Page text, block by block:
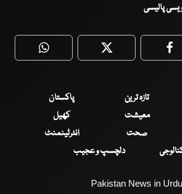
پالیسی
WhatsApp Twitter
تازہ ترین
پاکستان
معیشت
کھیل
صحت
انٹرٹینمنٹ
دلچسپ و عجیب
Pakistan News in Urdu